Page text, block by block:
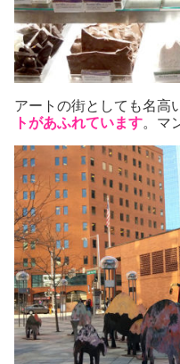
アートの街としても名高
トがあふれています。マ